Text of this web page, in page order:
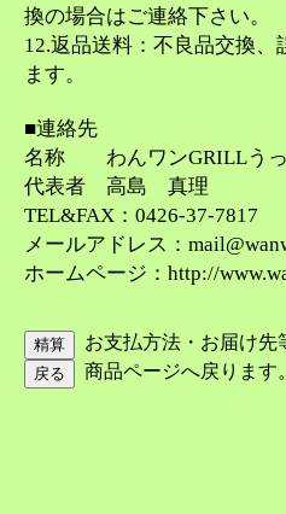
換の場合はご連絡下さい。
12.返品送料：不良品交換
ます。
■連絡先
名称 わんワンGRILLうっ
代表者 高島 真理
TEL&FAX：0426-37-7817
メールアドレス：
ホームページ：http://
お支払方法・お届け先
商品ページへ戻ります